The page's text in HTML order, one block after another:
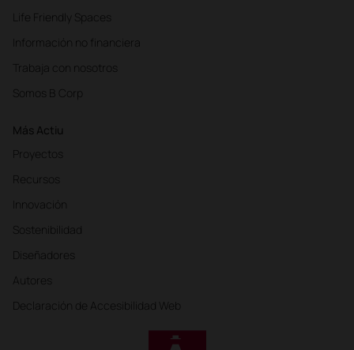
Life Friendly Spaces
Información no financiera
Trabaja con nosotros
Somos B Corp
Más Actiu
Proyectos
Recursos
Innovación
Sostenibilidad
Diseñadores
Autores
Declaración de Accesibilidad Web